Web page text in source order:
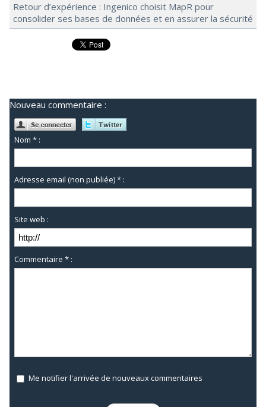
Retour d’expérience : Ingenico choisit MapR pour
consolider ses bases de données et en assurer la sécurité
Nouveau commentaire :
Nom * :
Adresse email (non publiée) * :
Site web :
Commentaire * :
Me notifier l'arrivée de nouveaux commentaires